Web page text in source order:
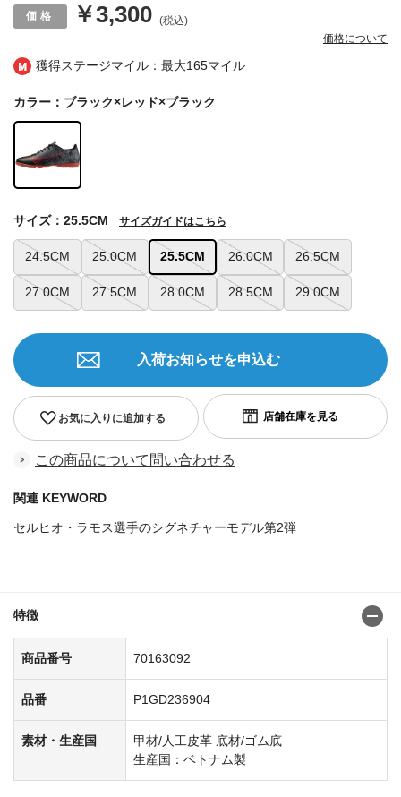
獲得ステージマイル：最大165マイル
￥3,300 (税込)
価格について
カラー：ブラック×レッド×ブラック
24.5CM 25.0CM 25.5CM 26.0CM 26.5CM
27.0CM 27.5CM 28.0CM 28.5CM 29.0CM
サイズ：25.5CM サイズガイドはこちら
お気に入りに追加する
入荷お知らせを申込む
この商品について問い合わせる
関連 KEYWORD
セルヒオ・ラモス選手のシグネチャーモデル第2弾
特徴
商品番号 70163092
品番 P1GD236904
素材・生産国
甲材/人工皮革 底材/ゴム底
生産国：ベトナム製